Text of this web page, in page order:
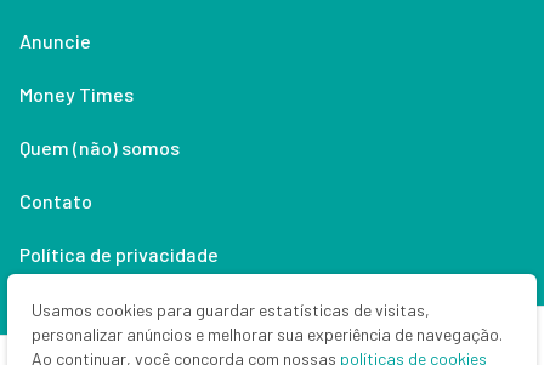
Anuncie
Money Times
Quem (não) somos
Contato
Política de privacidade
Lifestyle
Usamos cookies para guardar estatísticas de visitas,
personalizar anúncios e melhorar sua experiência de navegação.
Ao continuar, você concorda com nossas políticas de cookies